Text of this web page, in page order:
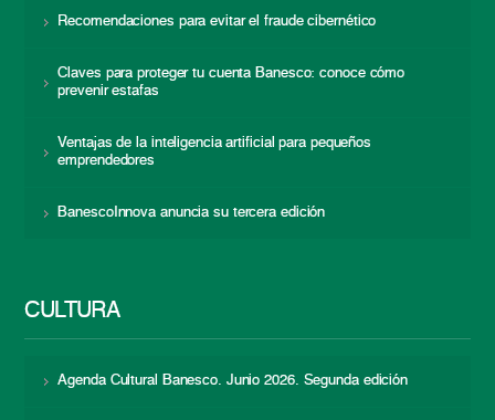
Recomendaciones para evitar el fraude cibernético
Claves para proteger tu cuenta Banesco: conoce cómo
prevenir estafas
Ventajas de la inteligencia artificial para pequeños
emprendedores
BanescoInnova anuncia su tercera edición
CULTURA
Agenda Cultural Banesco. Junio 2026. Segunda edición